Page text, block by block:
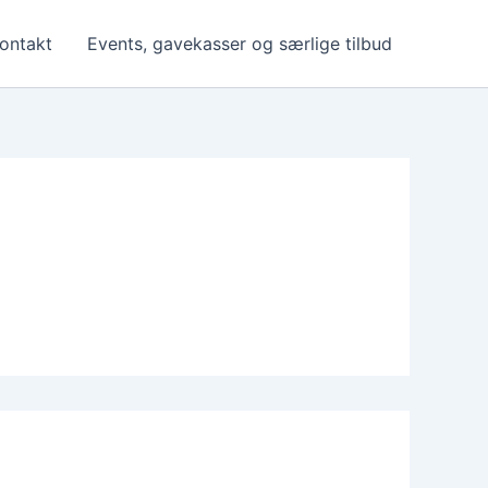
Events, gavekasser og særlige tilbud